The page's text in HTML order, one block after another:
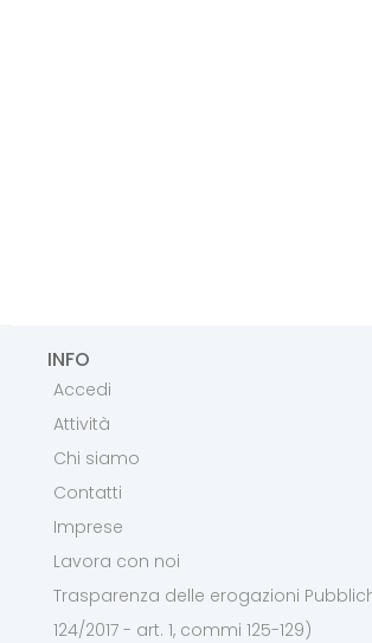
INFO
Accedi
Attività
Chi siamo
Contatti
Imprese
Lavora con noi
Trasparenza delle erogazioni
124/2017 - art. 1, commi 125-129)